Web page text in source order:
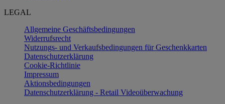
LEGAL
Allgemeine Geschäftsbedingungen
Widerrufsrecht
Nutzungs- und Verkaufsbedingungen für Geschenkkarten
Datenschutzerklärung
Cookie-Richtlinie
Impressum
Aktionsbedingungen
Datenschutzerklärung - Retail Videoüberwachung